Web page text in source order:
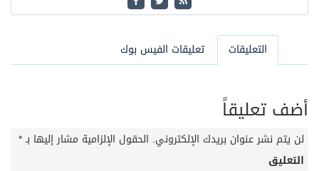
التعليقات تعليقات الفيس بوك
أضف تعليقاً
لن يتم نشر عنوان بريدك الإلكتروني. الحقول الإلزامية مشار إليها بـ*
التعليق